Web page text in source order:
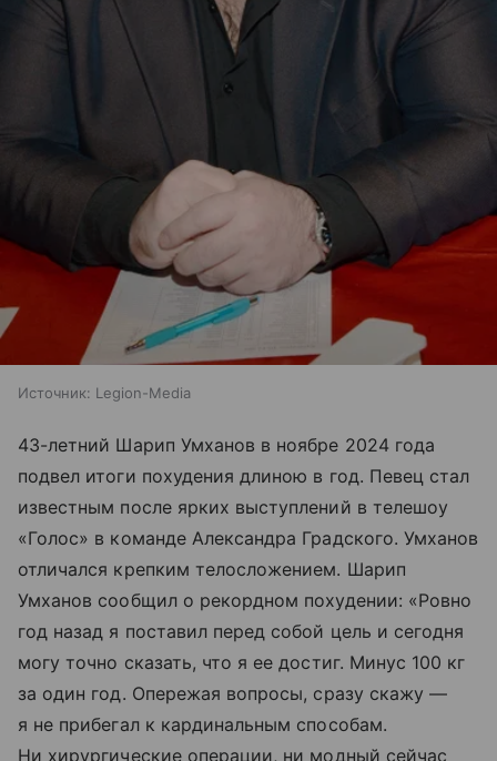
Источник: Legion-Media
43-летний Шарип Умханов в ноябре 2024 года
подвел итоги похудения длиною в год. Певец стал
известным после ярких выступлений в телешоу
«Голос» в команде Александра Градского. Умханов
отличался крепким телосложением. Шарип
Умханов сообщил о рекордном похудении: «Ровно
год назад я поставил перед собой цель и сегодня
могу точно сказать, что я ее достиг. Минус 100 кг
за один год. Опережая вопросы, сразу скажу —
я не прибегал к кардинальным способам.
Ни хирургические операции, ни модный сейчас